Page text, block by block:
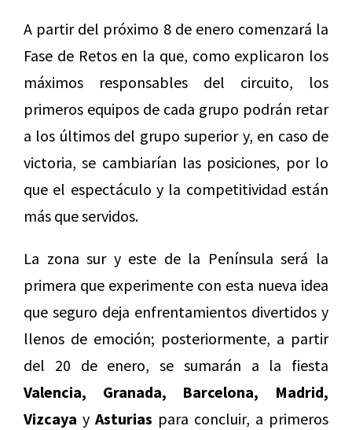
A partir del próximo 8 de enero comenzará la
Fase de Retos en la que, como explicaron los
máximos responsables del circuito, los
primeros equipos de cada grupo podrán retar
a los últimos del grupo superior y, en caso de
victoria, se cambiarían las posiciones, por lo
que el espectáculo y la competitividad están
más que servidos.
La zona sur y este de la Península será la
primera que experimente con esta nueva idea
que seguro deja enfrentamientos divertidos y
llenos de emoción; posteriormente, a partir
del 20 de enero, se sumarán a la fiesta
Valencia, Granada, Barcelona, Madrid,
Vizcaya y Asturias para concluir, a primeros